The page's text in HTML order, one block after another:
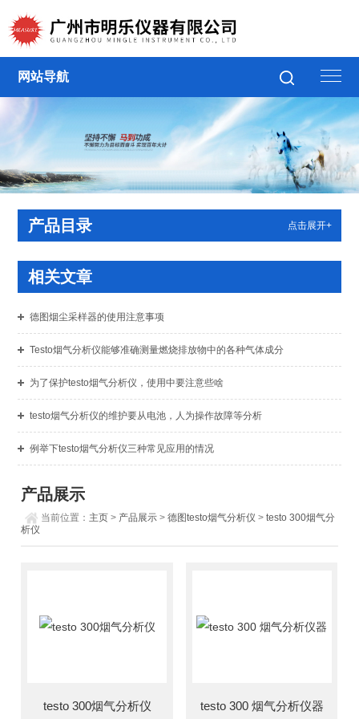
网站导航
产品目录 点击展开+
相关文章
德图烟尘采样器的使用注意事项
Testo烟气分析仪能够准确测量燃烧排放物中的各种气体成分
为了保护testo烟气分析仪，使用中要注意些啥
testo烟气分析仪的维护要从电池，人为操作故障等分析
例举下testo烟气分析仪三种常见应用的情况
产品展示
当前位置： 主页 > 产品展示 >德图testo烟气分析仪 >testo 300烟气分
析仪
testo 300烟气分析仪 testo 300 烟气分析仪器